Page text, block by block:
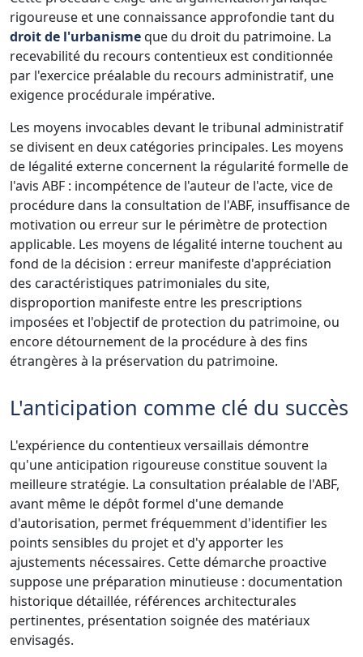
rigoureuse et une connaissance approfondie tant du
droit de l'urbanismeque du droit du patrimoine. La
recevabilité du recours contentieux est conditionnée
par l'exercice préalable du recours administratif, une
exigence procédurale impérative.
Les moyens invocables devant le tribunal administratif
se divisent en deux catégories principales. Les moyens
de légalité externe concernent la régularité formelle de
l'avis ABF : incompétence de l'auteur de l'acte, vice de
procédure dans la consultation de l'ABF, insuffisance de
motivation ou erreur sur le périmètre de protection
applicable. Les moyens de légalité interne touchent au
fond de la décision : erreur manifeste d'appréciation
des caractéristiques patrimoniales du site,
disproportion manifeste entre les prescriptions
imposées et l'objectif de protection du patrimoine, ou
encore détournement de la procédure à des fins
étrangères à la préservation du patrimoine.
L'anticipation comme clé du succès
L'expérience du contentieux versaillais démontre
qu'une anticipation rigoureuse constitue souvent la
meilleure stratégie. La consultation préalable de l'ABF,
avant même le dépôt formel d'une demande
d'autorisation, permet fréquemment d'identifier les
points sensibles du projet et d'y apporter les
ajustements nécessaires. Cette démarche proactive
suppose une préparation minutieuse : documentation
historique détaillée, références architecturales
pertinentes, présentation soignée des matériaux
envisagés.